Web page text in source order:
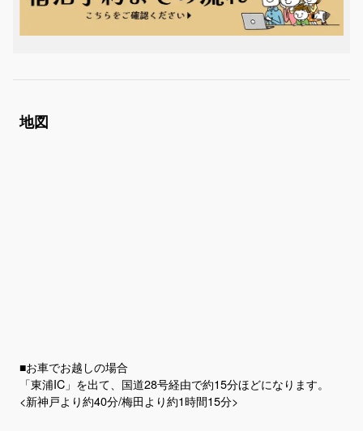
地図
■お車でお越しの場合
「東浦IC」を出て、国道28号経由で約15分ほどになります。
<新神戸より約40分/梅田より約1時間15分>